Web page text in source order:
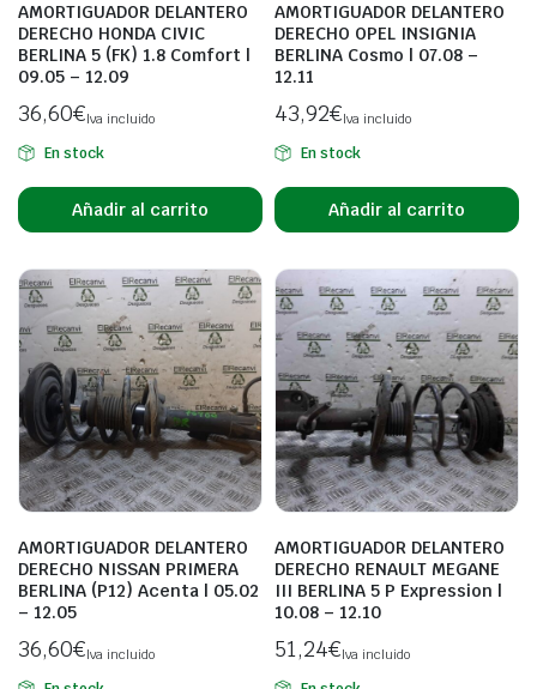
AMORTIGUADOR DELANTERO
DERECHO HONDA CIVIC
BERLINA 5 (FK) 1.8 Comfort |
09.05 – 12.09
36,60€Iva incluido
En stock
Añadir al carrito
AMORTIGUADOR DELANTERO
DERECHO OPEL INSIGNIA
BERLINA Cosmo | 07.08 –
12.11
43,92€Iva incluido
En stock
Añadir al carrito
AMORTIGUADOR DELANTERO
DERECHO NISSAN PRIMERA
BERLINA (P12) Acenta | 05.02
– 12.05
36,60€Iva incluido
AMORTIGUADOR DELANTERO
DERECHO RENAULT MEGANE
III BERLINA 5 P Expression |
10.08 – 12.10
51,24€Iva incluido